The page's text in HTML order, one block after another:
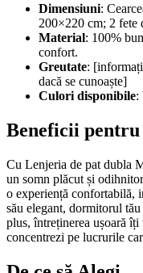
Dimensiuni:
200×220 cm; 2 fete
Material: 100%
confort.
Greutate:
dacă se cunoaște]
Culori disponibile:
Beneficii
Cu Lenjeria de pat dubla
un somn plăcut și
o experiență confortabilă,
său elegant, dormitorul
plus, întreținerea ușoară
concentrezi pe lucrurile